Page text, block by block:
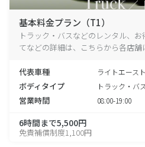
基本料金プラン（T1）
トラック・バスなどのレンタル、
てなどの詳細は、こちらから各店舗
代表車種 ライトエース
ボディタイプ トラック・バ
営業時間 08:00-19:00
6時間まで5,500円
免責補償制度1,100円